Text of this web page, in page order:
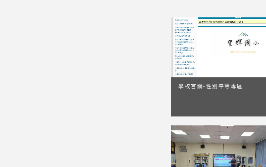
學校官網-性別平等專區